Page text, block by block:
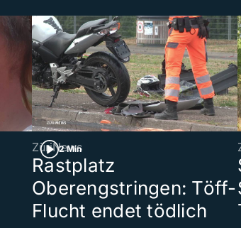
2 Min
ZüriNews
Rastplatz
Oberengstringen: Töff-
Flucht endet tödlich